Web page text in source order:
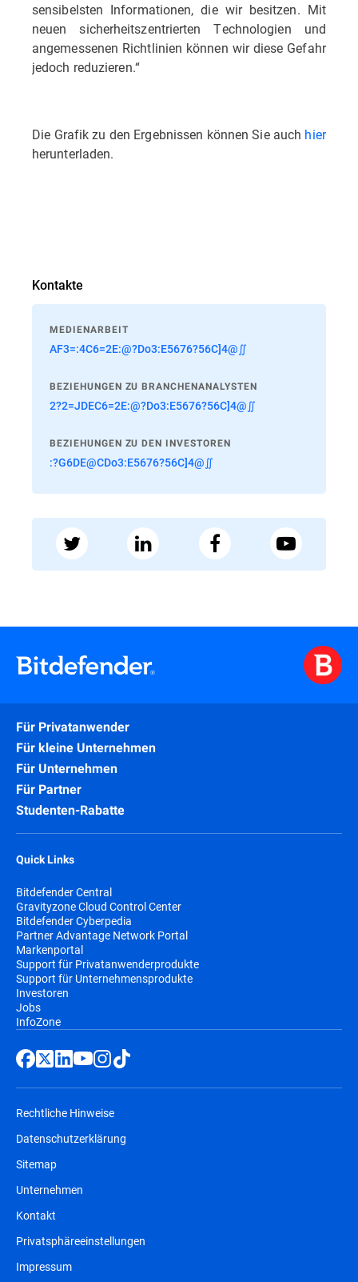
sensibelsten Informationen, die wir besitzen. Mit
neuen sicherheitszentrierten Technologien und
angemessenen Richtlinien können wir diese Gefahr
jedoch reduzieren.“
Die Grafik zu den Ergebnissen können Sie auch hier
herunterladen.
Kontakte
MEDIENARBEIT
AF3=:4C6=2E:@?Do3:E5676?56C]4@∬
BEZIEHUNGEN ZU BRANCHENANALYSTEN
2?2=JDEC6=2E:@?Do3:E5676?56C]4@∬
BEZIEHUNGEN ZU DEN INVESTOREN
:?G6DE@CDo3:E5676?56C]4@∬
Für Privatanwender
Für kleine Unternehmen
Für Unternehmen
Für Partner
Studenten-Rabatte
Quick Links
Bitdefender Central
Gravityzone Cloud Control Center
Bitdefender Cyberpedia
Partner Advantage Network Portal
Markenportal
Support für Privatanwenderprodukte
Support für Unternehmensprodukte
Investoren
Jobs
InfoZone
Rechtliche Hinweise
Datenschutzerklärung
Sitemap
Unternehmen
Kontakt
Privatsphäreeinstellungen
Impressum